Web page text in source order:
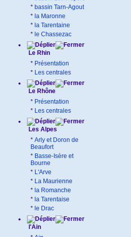
* bassin Tarn-Agout
* la Maronne
* la Tarentaine
* le Chassezac
Le Rhin
* Présentation
* Les centrales
Le Rhône
* Présentation
* Les centrales
Les Alpes
* Arly et Doron de
Beaufort
* Basse-Isère et
Bourne
* L'Arve
* La Maurienne
* la Romanche
* la Tarentaise
* le Drac
l'Ain